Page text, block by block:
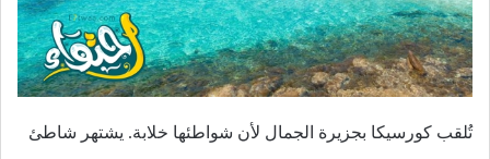
تُلقب كورسيكا بجزيرة الجمال لأن شواطئها خلابة. يشتهر شاطئ